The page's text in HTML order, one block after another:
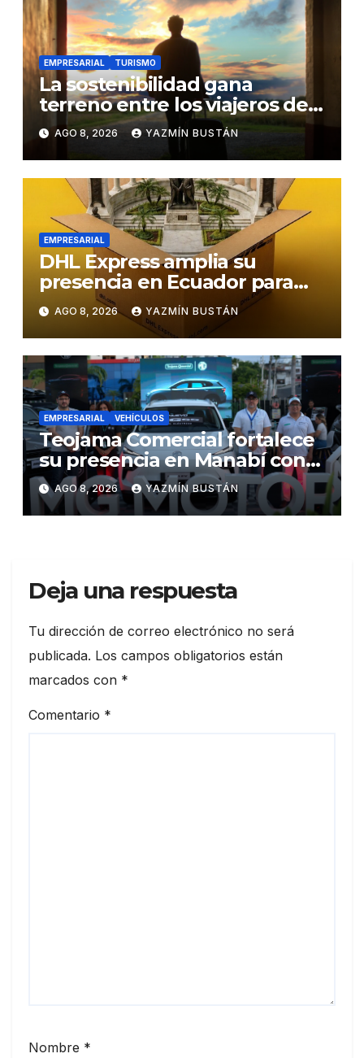
EMPRESARIAL TURISMO
La sostenibilidad gana
terreno entre los viajeros de
negocios
AGO 8, 2026 YAZMÍN BUSTÁN
EMPRESARIAL
DHL Express amplia su
presencia en Ecuador para
responder al crecimiento de
las exportaciones
AGO 8, 2026 YAZMÍN BUSTÁN
EMPRESARIAL VEHÍCULOS
Teojama Comercial fortalece
su presencia en Manabí con
una apuesta por la movilidad
híbrida y eléctrica durante
ExpoAuto del Pacífico 2026
AGO 8, 2026 YAZMÍN BUSTÁN
Deja una respuesta
Tu dirección de correo electrónico no será
publicada. Los campos obligatorios están
marcados con *
Comentario *
Nombre *